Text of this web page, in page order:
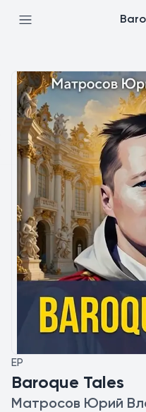
EP
Baroque Tales
Матросов Юрий